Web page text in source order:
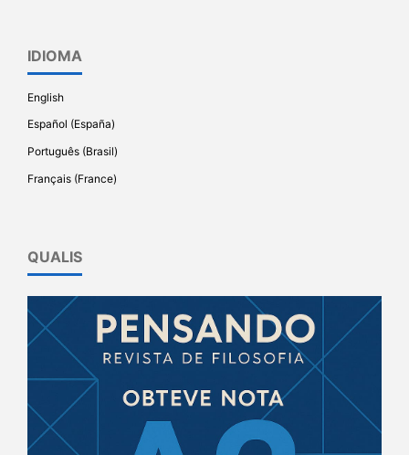
IDIOMA
English
Español (España)
Português (Brasil)
Français (France)
QUALIS